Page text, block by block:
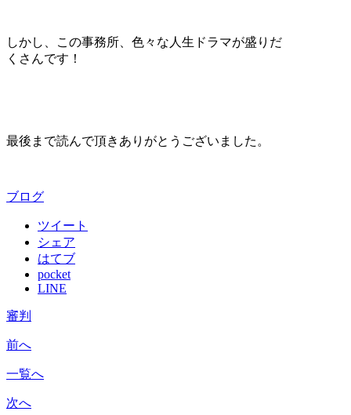
しかし、この事務所、色々な人生ドラマが盛りだ
くさんです！
最後まで読んで頂きありがとうございました。
ブログ
ツイート
シェア
はてブ
pocket
LINE
審判
前へ
一覧へ
次へ